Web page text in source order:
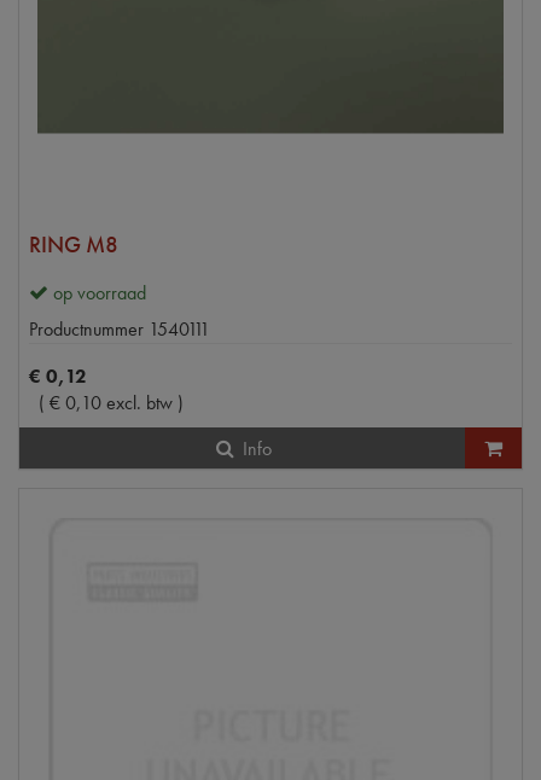
RING M8
op voorraad
Productnummer 1540111
€ 0,12
( €0,10excl. btw )
Info